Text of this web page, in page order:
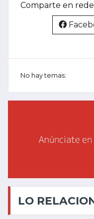
Comparte en
No hay temas:
LO